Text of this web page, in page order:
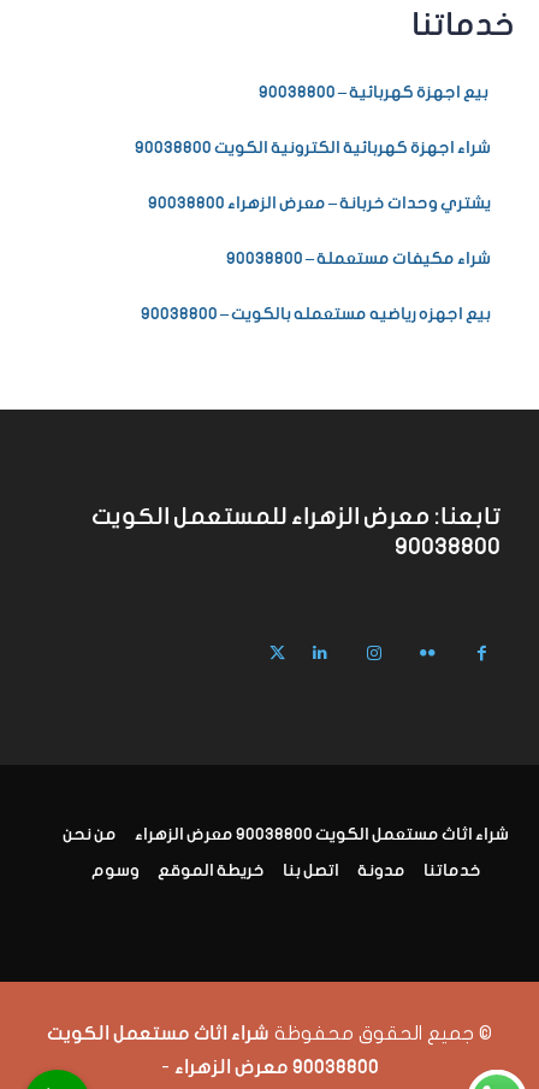
خدماتنا
بيع اجهزة كهربائية – 90038800
شراء اجهزة كهربائية الكترونية الكويت 90038800
يشتري وحدات خربانة – معرض الزهراء 90038800
شراء مكيفات مستعملة – 90038800
بيع اجهزه رياضيه مستعمله بالكويت – 90038800
تابعنا: معرض الزهراء للمستعمل الكويت
90038800
شراء اثاث مستعمل الكويت 90038800 معرض الزهراء من نحن
خدماتنا مدونة اتصل بنا خريطة الموقع وسوم
© جميع الحقوق محفوظة شراء اثاث مستعمل الكويت
90038800 معرض الزهراء
-